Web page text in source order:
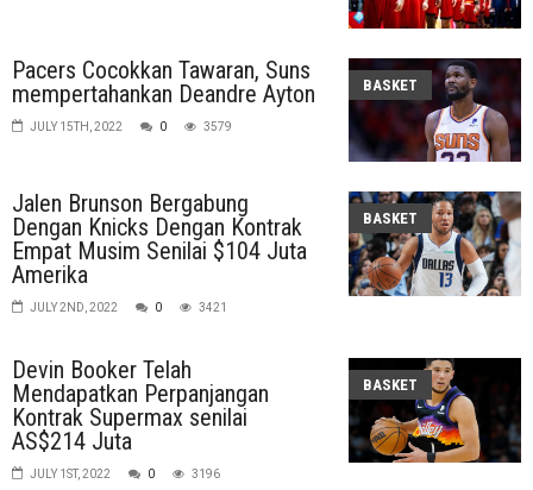
BASKET
Pacers Cocokkan Tawaran, Suns
mempertahankan Deandre Ayton
JULY 15TH, 2022 0 3579
BASKET
Jalen Brunson Bergabung
Dengan Knicks Dengan Kontrak
Empat Musim Senilai $104 Juta
Amerika
JULY 2ND, 2022 0 3421
BASKET
Devin Booker Telah
Mendapatkan Perpanjangan
Kontrak Supermax senilai
AS$214 Juta
JULY 1ST, 2022 0 3196